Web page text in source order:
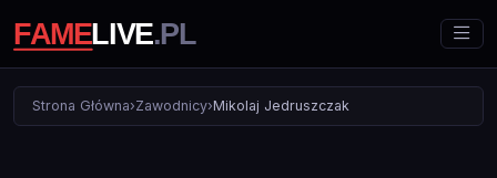
Strona Główna›Zawodnicy›Mikolaj Jedruszczak